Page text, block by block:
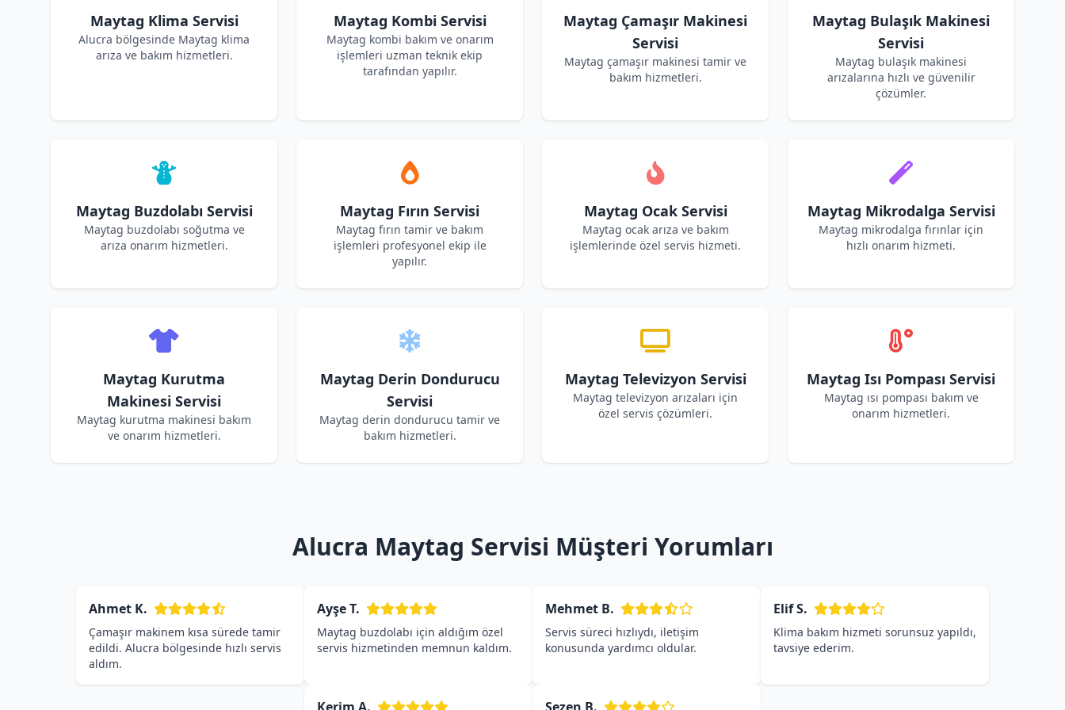
Maytag Klima Servisi
Alucra bölgesinde Maytag klima
arıza ve bakım hizmetleri.
Maytag Kombi Servisi
Maytag kombi bakım ve onarım
işlemleri uzman teknik ekip
tarafından yapılır.
Maytag Çamaşır Makinesi
Servisi
Maytag çamaşır makinesi tamir ve
bakım hizmetleri.
Maytag Bulaşık Makinesi
Servisi
Maytag bulaşık makinesi
arızalarına hızlı ve güvenilir
çözümler.
Maytag Buzdolabı Servisi
Maytag buzdolabı soğutma ve
arıza onarım hizmetleri.
Maytag Fırın Servisi
Maytag fırın tamir ve bakım
işlemleri profesyonel ekip ile
yapılır.
Maytag Ocak Servisi
Maytag ocak arıza ve bakım
işlemlerinde özel servis hizmeti.
Maytag Mikrodalga Servisi
Maytag mikrodalga fırınlar için
hızlı onarım hizmeti.
Maytag Kurutma
Makinesi Servisi
Maytag kurutma makinesi bakım
ve onarım hizmetleri.
Maytag Derin Dondurucu
Servisi
Maytag derin dondurucu tamir ve
bakım hizmetleri.
Maytag Televizyon Servisi
Maytag televizyon arızaları için
özel servis çözümleri.
Maytag Isı Pompası Servisi
Maytag ısı pompası bakım ve
onarım hizmetleri.
Alucra Maytag Servisi Müşteri Yorumları
Ahmet K.
Çamaşır makinem kısa sürede tamir
edildi. Alucra bölgesinde hızlı servis
aldım.
Ayşe T.
Maytag buzdolabı için aldığım özel
servis hizmetinden memnun kaldım.
Mehmet B.
Servis süreci hızlıydı, iletişim
konusunda yardımcı oldular.
Elif S.
Klima bakım hizmeti sorunsuz yapıldı,
tavsiye ederim.